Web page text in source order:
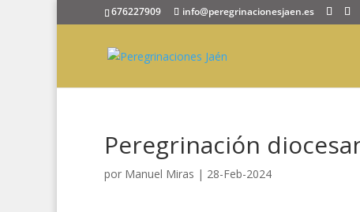
676227909 info@peregrinacionesjaen.es
Peregrinación
por Manuel Miras | 28-Feb-2024